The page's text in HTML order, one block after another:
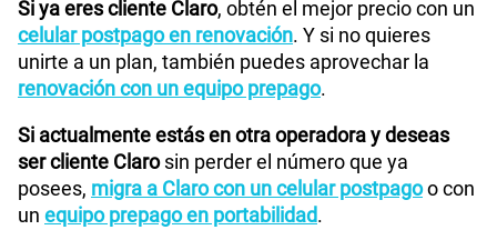
Si ya eres cliente Claro, obtén el mejor precio con un
celular postpago en renovación. Y si no quieres
unirte a un plan, también puedes aprovechar la
renovación con un equipo prepago.
Si actualmente estás en otra operadora y deseas
ser cliente Clarosin perder el número que ya
posees, migra a Claro con un celular postpagoo con
un equipo prepago en portabilidad.